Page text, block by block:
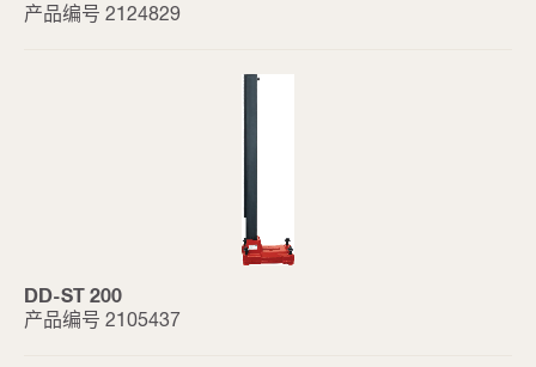
产品编号 2124829
DD-ST 200
产品编号 2105437